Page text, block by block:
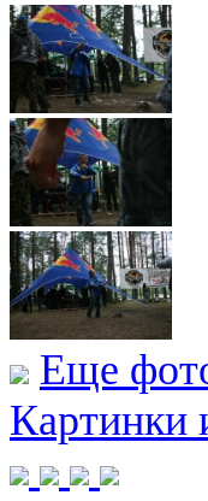
Еще
Картинки